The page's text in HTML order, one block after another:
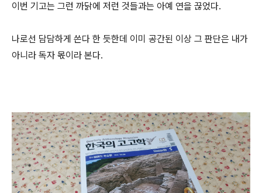
이번 기고는 그런 까닭에 저런 것들과는 아예 연을 끊었다.
나로선 담담하게 쓴다 한 듯한데 이미 공간된 이상 그 판단은 내가
아니라 독자 몫이라 본다.